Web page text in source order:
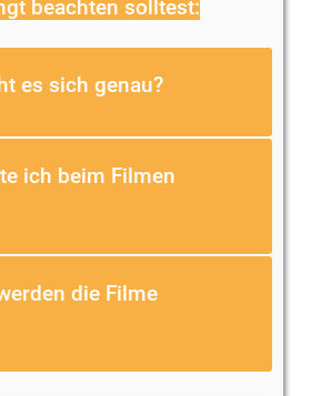
beachten solltest:
es sich genau?
ich beim Filmen
die Filme